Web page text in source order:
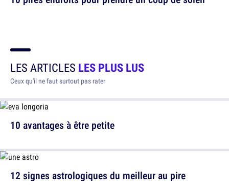
LES ARTICLES LES PLUS LUS
Ceux qu'il ne faut surtout pas rater
10 avantages à être petite
12 signes astrologiques du meilleur au pire